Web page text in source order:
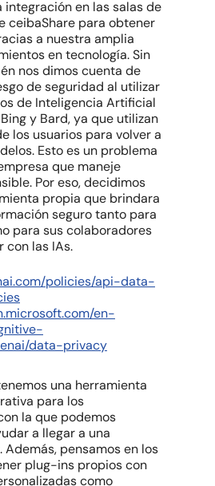
integración en las salas de
ceibaShare para obtener
a nuestra amplia
en tecnología. Sin
nos dimos cuenta de
de seguridad al utilizar
de Inteligencia Artificial
y Bard, ya que utilizan
los usuarios para volver a
Esto es un problema
que maneje
Por eso, decidimos
propia que brindara
seguro tanto para
para sus colaboradores
con las IAs.
policies/api-data-
en-
data-privacy
una herramienta
para los
la que podemos
a llegar a una
Además, pensamos en los
plug-ins propios con
como